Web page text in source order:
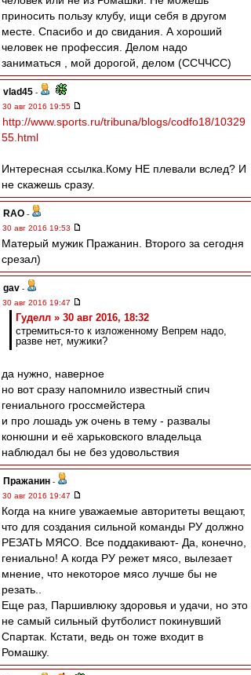
приносить пользу клубу, ищи себя в другом
месте. Спасибо и до свидания. А хороший
человек не профессия. Делом надо
заниматься , мой дорогой, делом (ССЧЧСС)
vlad45 -
30 авг 2016 19:55
http://www.sports.ru/tribuna/blogs/codfo18/10329
55.html
Интересная ссылка.Кому НЕ плевали вслед? И
не скажешь сразу.
RAO -
30 авг 2016 19:53
Матерый мужик Пражанин. Второго за сегодня
срезал)
gav -
30 авг 2016 19:47
Гуделл » 30 авг 2016, 18:32
стремиться-то к изложенному Вепрем надо,
разве нет, мужики?
да нужно, наверное
но вот сразу напомнило известный спич
гениального гроссмейстера
и про лошадь уж очень в тему - развалы
конюшни и её харьковского владельца
наблюдал бы не без удовольствия
Пражанин -
30 авг 2016 19:47
Когда на книге уважаемые авторитеты вещают,
что для создания сильной команды РУ должно
РЕЗАТЬ МЯСО. Все поддакивают- Да, конечно,
гениально! А когда РУ режет мясо, вылезает
мнение, что некоторое мясо лучше бы не
резать..
Еще раз, Паршивлюку здоровья и удачи, но это
не самый сильный футболист покинувший
Спартак. Кстати, ведь он тоже входит в
Ромашку.